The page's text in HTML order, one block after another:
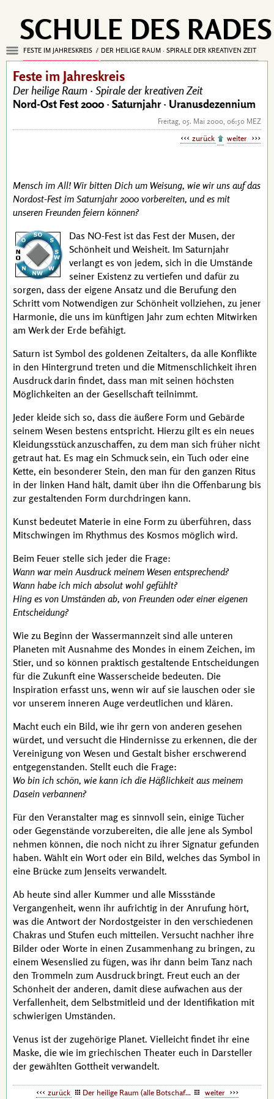
SCHULE DES RADES
FESTE IM JAHRESKREIS DER HEILIGE RAUM · SPIRALE DER KREATIVEN ZEIT
Feste im Jahreskreis
Der heilige Raum · Spirale der kreativen Zeit
Nord-Ost Fest 2000 · Saturnjahr · Uranusdezennium
Freitag, 05. Mai 2000, 06:50 MEZ
zurück weiter
Mensch im All! Wir bitten Dich um Weisung, wie wir uns auf das
Nordost-Fest im Saturnjahr 2000 vorbereiten, und es mit
unseren Freunden feiern können?
Das NO-Fest ist das Fest der Musen, der
Schönheit und Weisheit. Im Saturnjahr
verlangt es von jedem, sich in die Umstände
seiner Existenz zu vertiefen und dafür zu
sorgen, dass der eigene Ansatz und die Berufung den
Schritt vom Notwendigen zur Schönheit vollziehen, zu jener
Harmonie, die uns im künftigen Jahr zum echten Mitwirken
am Werk der Erde befähigt.
Saturn ist Symbol des goldenen Zeitalters, da alle Konflikte
in den Hintergrund treten und die Mitmenschlichkeit ihren
Ausdruck darin findet, dass man mit seinen höchsten
Möglichkeiten an der Gesellschaft teilnimmt.
Jeder kleide sich so, dass die äußere Form und Gebärde
seinem Wesen bestens entspricht. Hierzu gilt es ein neues
Kleidungsstück anzuschaffen, zu dem man sich früher nicht
getraut hat. Es mag ein Schmuck sein, ein Tuch oder eine
Kette, ein besonderer Stein, den man für den ganzen Ritus
in der linken Hand hält, damit über ihn die Offenbarung bis
zur gestaltenden Form durchdringen kann.
Kunst bedeutet Materie in eine Form zu überführen, dass
Mitschwingen im Rhythmus des Kosmos möglich wird.
Beim Feuer stelle sich jeder die Frage:
Wann war mein Ausdruck meinem Wesen entsprechend?
Wann habe ich mich absolut wohl gefühlt?
Hing es von Umständen ab, von Freunden oder einer eigenen
Entscheidung?
Wie zu Beginn der Wassermannzeit sind alle unteren
Planeten mit Ausnahme des Mondes in einem Zeichen, im
Stier, und so können praktisch gestaltende Entscheidungen
für die Zukunft eine Wasserscheide bedeuten. Die
Inspiration erfasst uns, wenn wir auf sie lauschen oder sie
vor unserem inneren Auge verdeutlichen und klären.
Macht euch ein Bild, wie ihr gern von anderen gesehen
würdet, und versucht die Hindernisse zu erkennen, die der
Vereinigung von Wesen und Gestalt bisher erschwerend
entgegenstanden. Stellt euch die Frage:
Wo bin ich schön, wie kann ich die Häßlichkeit aus meinem
Dasein verbannen?
Für den Veranstalter mag es sinnvoll sein, einige Tücher
oder Gegenstände vorzubereiten, die alle jene als Symbol
nehmen können, die noch nicht zu ihrer Signatur gefunden
haben. Wählt ein Wort oder ein Bild, welches das Symbol in
eine Brücke zum Jenseits verwandelt.
Ab heute sind aller Kummer und alle Missstände
Vergangenheit, wenn ihr aufrichtig in der Anrufung hört,
was die Antwort der Nordostgeister in den verschiedenen
Chakras und Stufen euch mitteilen. Versucht nachher ihre
Bilder oder Worte in einen Zusammenhang zu bringen, zu
einem Wesenslied zu fügen, was ihr dann beim Tanz nach
den Trommeln zum Ausdruck bringt. Freut euch an der
Schönheit der anderen, damit diese aufwachen aus der
Verfallenheit, dem Selbstmitleid und der Identifikation mit
schwierigen Umständen.
Venus ist der zugehörige Planet. Vielleicht findet ihr eine
Maske, die wie im griechischen Theater euch in Darsteller
der gewählten Gottheit verwandelt.
zurück Der heilige Raum (alle Botschaften) weiter